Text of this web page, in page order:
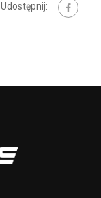
Udostępnij: